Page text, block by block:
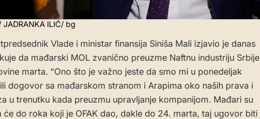
JADRANKA ILIĆ/ bg
Vlade i ministar finansija Siniša Mali izjavio je danas
da mađarski MOL zvanično preuzme Naftnu industriju Srbije
marta. “Ono što je važno jeste da smo mi u ponedeljak
dogovor sa mađarskom stranom i Arapima oko naših prava i
u trenutku kada preuzmu upravljanje kompanijom. Mađari su
će do roka koji je OFAK dao, dakle do 24. marta, taj ugovor biti